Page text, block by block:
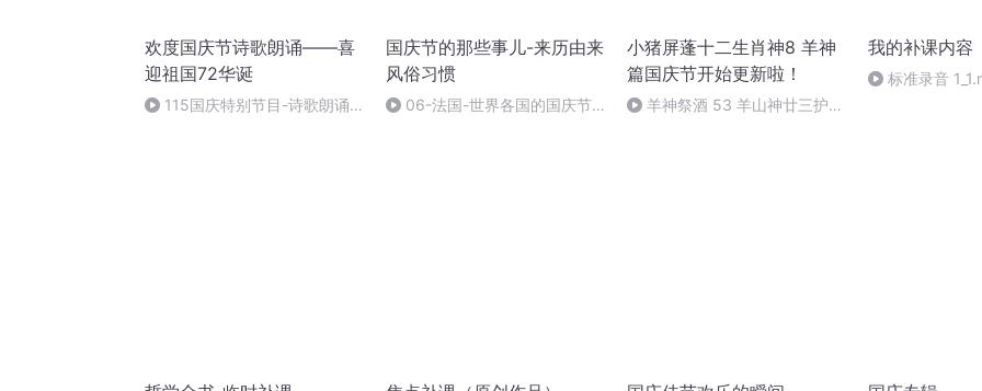
欢度国庆节诗歌朗诵——喜
迎祖国72华诞
115国庆特别节目-诗歌朗诵-
国庆节的那些事儿-来历由来
风俗习惯
06-法国-世界各国的国庆节-
小猪屏蓬十二生肖神8 羊神
篇国庆节开始更新啦！
羊神祭酒 53 羊山神廿三护祭
我的补课内容
标准录音